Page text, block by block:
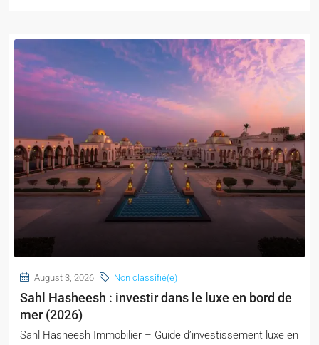
August 3, 2026 Non classifié(e)
Sahl Hasheesh : investir dans le luxe en bord de
mer (2026)
Sahl Hasheesh Immobilier – Guide d’investissement luxe en